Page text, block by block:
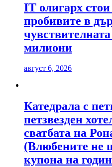
IT олигарх
пробивите в
милиони
август 6, 2026
Катедрала с
петзвезден
сватбата на
(Влюбените не
купона на